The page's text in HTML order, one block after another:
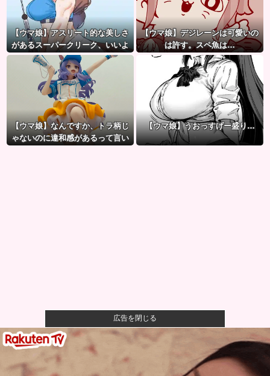
【ウマ娘】アスリート的な美しさ
があるスーパークリーク、いいよ
ね…
【ウマ娘】デジレーンは可愛いの
は許す。スペ魚は…
【ウマ娘】なんですか、トラ柄じ
ゃないのに違和感があるって言い
【ウマ娘】うおっすげー盛り…
広告を閉じる